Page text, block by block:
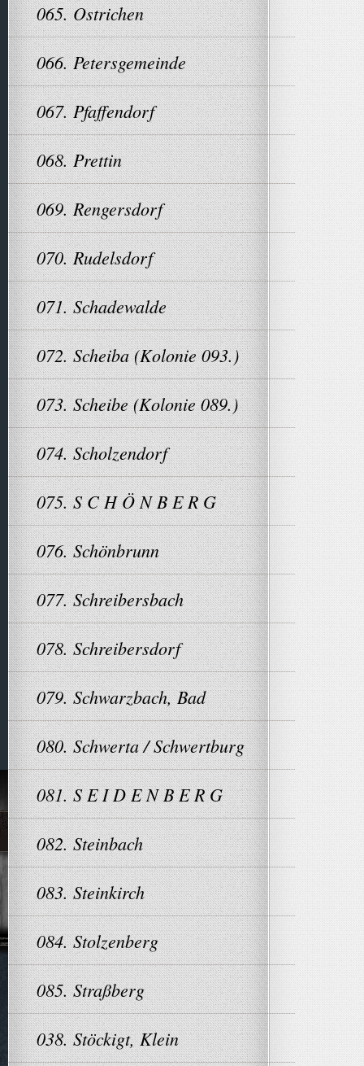
065. Ostrichen
066. Petersgemeinde
067. Pfaffendorf
068. Prettin
069. Rengersdorf
070. Rudelsdorf
071. Schadewalde
072. Scheiba (Kolonie 093.)
073. Scheibe (Kolonie 089.)
074. Scholzendorf
075. S C H Ö N B E R G
076. Schönbrunn
077. Schreibersbach
078. Schreibersdorf
079. Schwarzbach, Bad
080. Schwerta / Schwertburg
081. S E I D E N B E R G
082. Steinbach
083. Steinkirch
084. Stolzenberg
085. Straßberg
038. Stöckigt, Klein